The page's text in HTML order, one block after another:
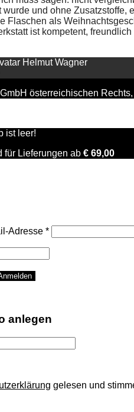
wurde und ohne
Flaschen als
ist kompetent,
Helmut Wagner
österreichischen
ist leer!
für Lieferungen ab € 69,00
Adresse *
anlegen
gelesen und